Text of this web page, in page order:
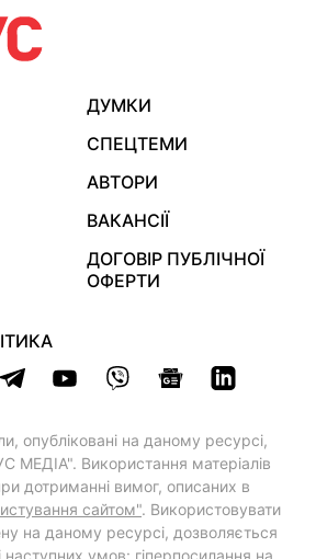
ДУМКИ
СПЕЦТЕМИ
АВТОРИ
ВАКАНСІЇ
ДОГОВІР ПУБЛІЧНОЇ
ОФЕРТИ
опубліковані на даному ресурсі,
Використання матеріалів
дотриманні вимог, описаних в
сайтом". Використовувати
на даному ресурсі, дозволяється
умов: гіперпосилання на